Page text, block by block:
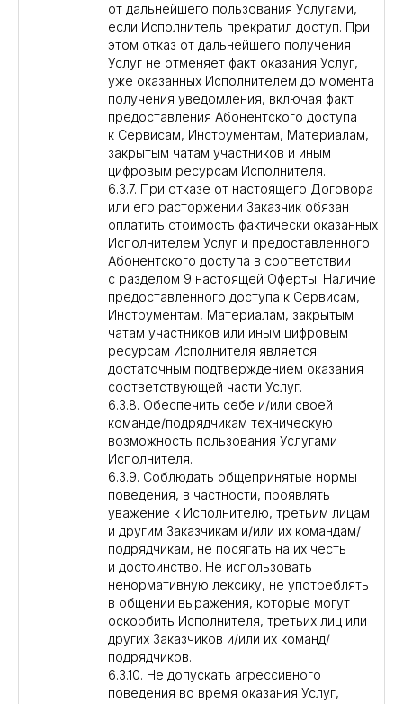
от дальнейшего пользования Услугами,
если Исполнитель прекратил доступ. При
этом отказ от дальнейшего получения
Услуг не отменяет факт оказания Услуг,
уже оказанных Исполнителем до момента
получения уведомления, включая факт
предоставления Абонентского доступа
к Сервисам, Инструментам, Материалам,
закрытым чатам участников и иным
цифровым ресурсам Исполнителя.
6.3.7. При отказе от настоящего Договора
или его расторжении Заказчик обязан
оплатить стоимость фактически оказанных
Исполнителем Услуг и предоставленного
Абонентского доступа в соответствии
с разделом 9 настоящей Оферты. Наличие
предоставленного доступа к Сервисам,
Инструментам, Материалам, закрытым
чатам участников или иным цифровым
ресурсам Исполнителя является
достаточным подтверждением оказания
соответствующей части Услуг.
6.3.8. Обеспечить себе и/или своей
команде/подрядчикам техническую
возможность пользования Услугами
Исполнителя.
6.3.9. Соблюдать общепринятые нормы
поведения, в частности, проявлять
уважение к Исполнителю, третьим лицам
и другим Заказчикам и/или их командам/
подрядчикам, не посягать на их честь
и достоинство. Не использовать
ненормативную лексику, не употреблять
в общении выражения, которые могут
оскорбить Исполнителя, третьих лиц или
других Заказчиков и/или их команд/
подрядчиков.
6.3.10. Не допускать агрессивного
поведения во время оказания Услуг,